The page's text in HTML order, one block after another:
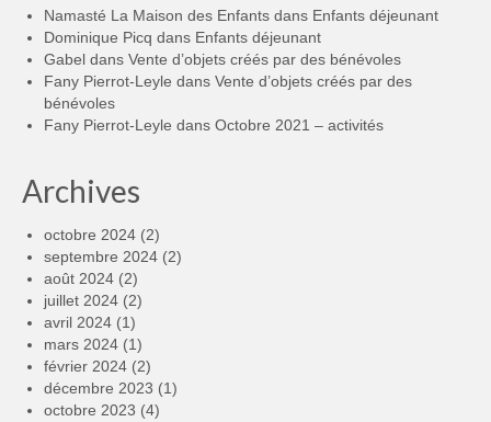
Namasté La Maison des Enfants dans Enfants déjeunant
Dominique Picq dans Enfants déjeunant
Gabel dans Vente d’objets créés par des bénévoles
Fany Pierrot-Leyle dans Vente d’objets créés par des
bénévoles
Fany Pierrot-Leyle dans Octobre 2021 – activités
Archives
octobre 2024 (2)
septembre 2024 (2)
août 2024 (2)
juillet 2024 (2)
avril 2024 (1)
mars 2024 (1)
février 2024 (2)
décembre 2023 (1)
octobre 2023 (4)